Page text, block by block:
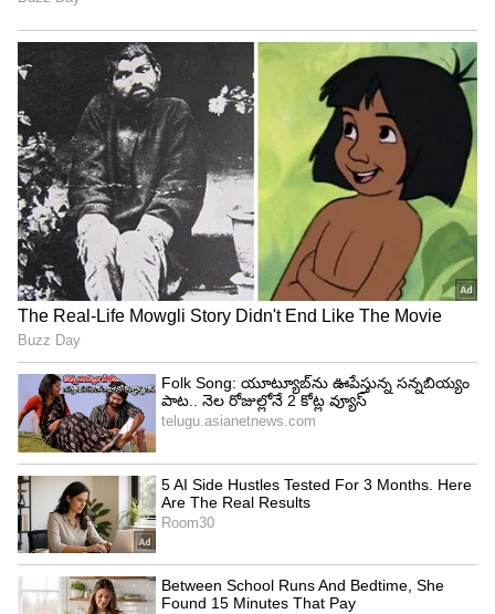
ఏ గ్రహంపైనైనా జీవం మనుగడ సాగించాలంటే అనేక రకాల
శక్తుల కలయిక అవసరం. అవి నక్షత్ర శక్తి, ఉష్ణ శక్తి, వాయు
శక్తి, ఇతర గ్రహాల మధ్య దూరం మొదలైనవి. ఇవన్నీ
సక్రమంగా పనిచేస్తేనే జీవం పుట్టుక, మనుగడ
సాధ్యమవుతుందని శాస్త్రవేత్తలు చెబుతున్నారు.
4